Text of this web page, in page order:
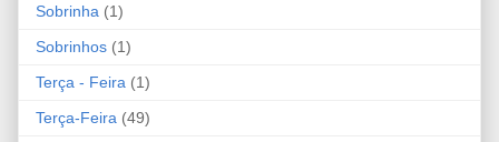
Sobrinha (1)
Sobrinhos (1)
Terça - Feira (1)
Terça-Feira (49)